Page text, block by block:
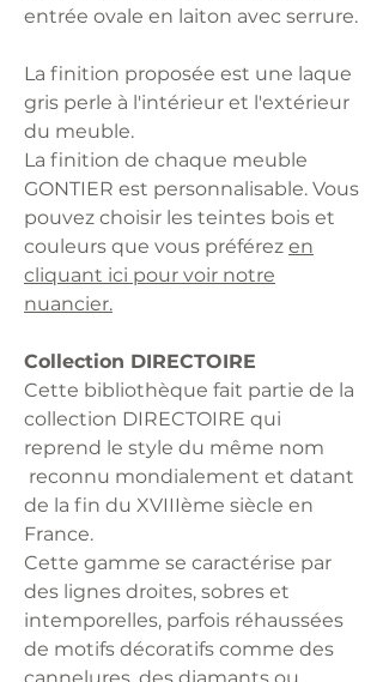
entrée ovale en laiton avec serrure.
La finition proposée est une laque
gris perle à l'intérieur et l'extérieur
du meuble.
La finition de chaque meuble
GONTIER est personnalisable. Vous
pouvez choisir les teintes bois et
couleurs que vous préférez en
cliquant ici pour voir notre
nuancier.
Collection DIRECTOIRE
Cette bibliothèque fait partie de la
collection DIRECTOIRE qui
reprend le style du même nom
reconnu mondialement et datant
de la fin du XVIIIème siècle en
France.
Cette gamme se caractérise par
des lignes droites, sobres et
intemporelles, parfois réhaussées
de motifs décoratifs comme des